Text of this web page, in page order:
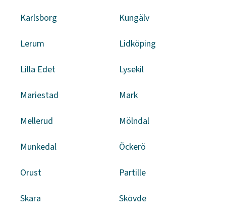
Karlsborg Kungälv
Lerum Lidköping
Lilla Edet Lysekil
Mariestad Mark
Mellerud Mölndal
Munkedal Öckerö
Orust Partille
Skara Skövde